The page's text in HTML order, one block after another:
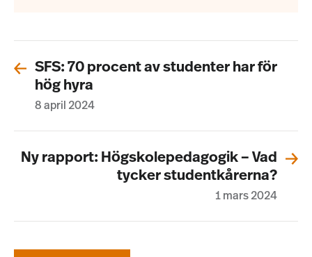
SFS: 70 procent av studenter har för
hög hyra
8 april 2024
Ny rapport: Högskolepedagogik – Vad
tycker studentkårerna?
1 mars 2024